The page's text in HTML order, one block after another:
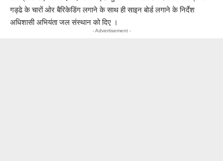
गड्ढे के चारों ओर बैरिकेडिंग लगाने के साथ ही साइन बोर्ड लगाने के निर्देश
अधिशासी अभियंता जल संस्थान को दिए ।
- Advertisement -